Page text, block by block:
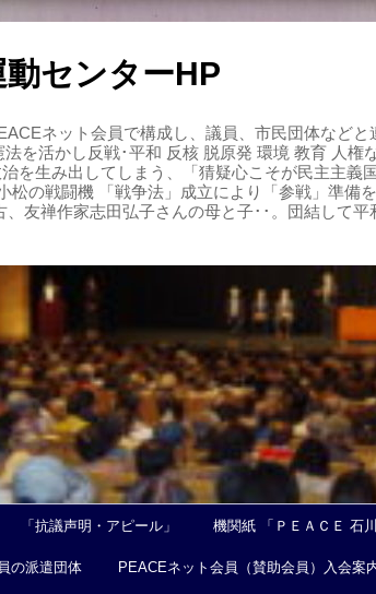
センターHP
ネット会員で構成し、議員、市民団体など
を活かし反戦･平和 反核 脱原発 環境 教育 人
を生み出してしまう、「猜疑心こそが民主主義
松の戦闘機 「戦争法」成立により「参戦」準備
友禅作家志田弘子さんの母と子･･。団結して
「抗議声明・アピール」 機関紙 「ＰＥＡＣＥ 石川
の派遣団体 PEACEネット会員（賛助会員）入会案